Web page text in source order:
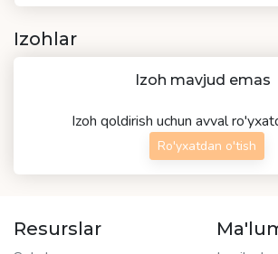
Izohlar
Izoh mavjud emas
Izoh qoldirish uchun avval
Ro'yxatdan o'tish
Resurslar